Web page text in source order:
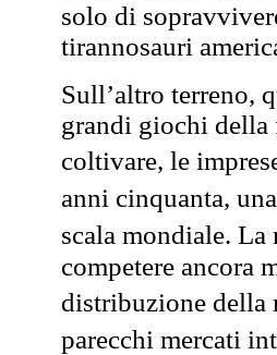
solo di
tirannosauri
Sull’altro terreno,
grandi giochi della
coltivare, le
anni cinquanta,
scala mondiale. La
competere ancora
distribuzione della
parecchi mercati